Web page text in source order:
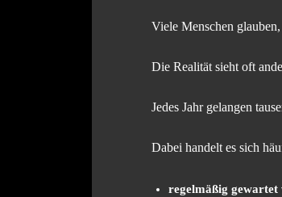
Viele Menschen
Die Realität sieht oft
Jedes Jahr gelangen
Dabei handelt es sich
regelmäßig gewartet